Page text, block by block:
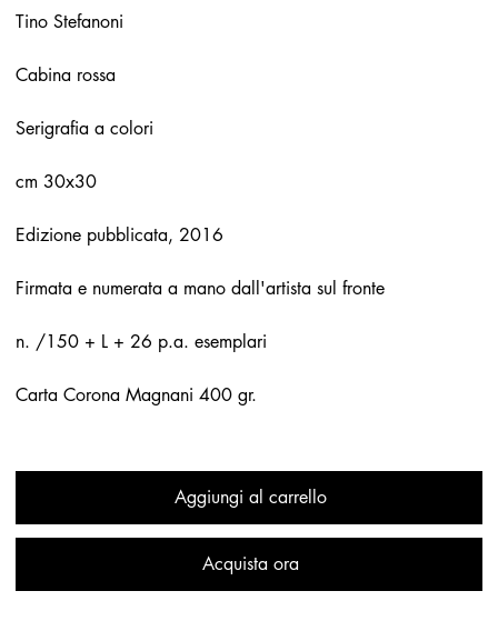
Tino Stefanoni
Cabina rossa
Serigrafia a colori
cm 30x30
Edizione pubblicata, 2016
Firmata e numerata a mano dall'artista sul fronte
n. /150 + L + 26 p.a. esemplari
Carta Corona Magnani 400 gr.
Aggiungi al carrello
Acquista ora